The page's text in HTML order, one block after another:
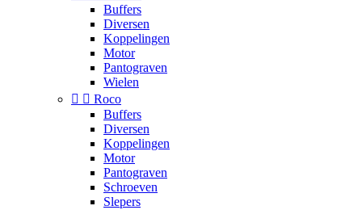
Buffers
Diversen
Koppelingen
Motor
Pantograven
Wielen
  Roco
Buffers
Diversen
Koppelingen
Motor
Pantograven
Schroeven
Slepers